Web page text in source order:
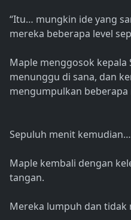
“Itu… mungkin ide yang
mereka beberapa level
Maple menggosok kepala
menunggu di sana, dan
mengumpulkan
Sepuluh menit kemudian…
Maple kembali dengan
tangan.
Mereka lumpuh dan tidak